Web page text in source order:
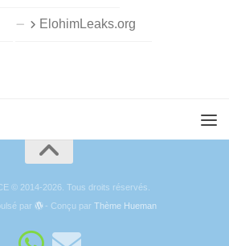
ElohimLeaks.org
© 2014-2026. Tous droits réservés.
par
- Conçu parThème Hueman